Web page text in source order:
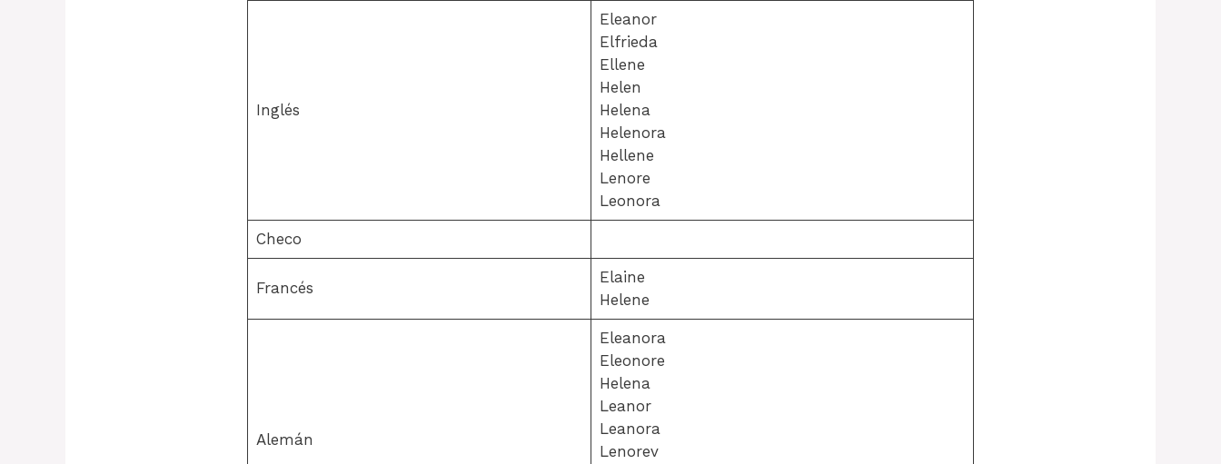
Inglés
Eleanor
Elfrieda
Ellene
Helen
Helena
Helenora
Hellene
Lenore
Leonora
Checo
Francés
Elaine
Helene
Alemán
Eleanora
Eleonore
Helena
Leanor
Leanora
Lenorev